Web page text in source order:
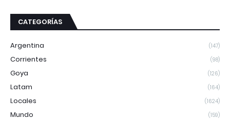
CATEGORÍAS
Argentina (147)
Corrientes (98)
Goya (126)
Latam (164)
Locales (1624)
Mundo (159)